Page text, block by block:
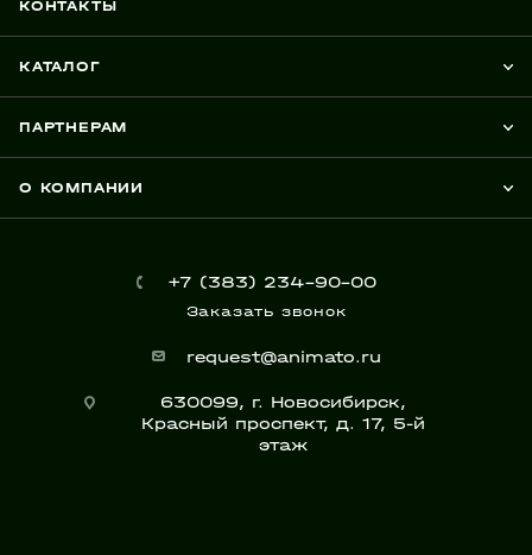
КОНТАКТЫ
КАТАЛОГ
ПАРТНЕРАМ
О КОМПАНИИ
+7 (383) 234-90-00
Заказать звонок
request@animato.ru
630099, г. Новосибирск,
Красный проспект, д. 17, 5-й
этаж